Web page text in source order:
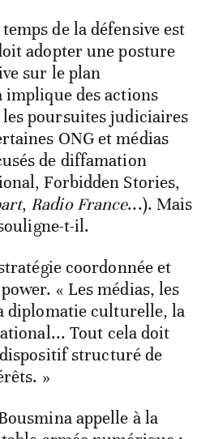
de la défensive est
adopter une posture
sur le plan
des actions
poursuites judiciaires
ONG et médias
de diffamation
Forbidden Stories,
, Radio France...). Mais
t-il.
coordonnée et
« Les médias, les
diplomatie culturelle, la
Tout cela doit
structuré de
»
appelle à la